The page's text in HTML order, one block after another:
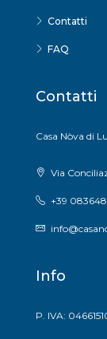
Contatti
FAQ
Contatti
Casa Nòva di
Via
+39
Info
P. IVA: